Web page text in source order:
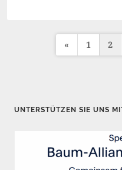
t
n
« 1 2
UNTERSTÜTZEN SIE UNS